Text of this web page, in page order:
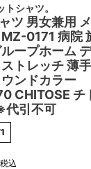
シャツ。
ツ 男女兼用
0171 病院
ープホーム
トレッチ 薄
ンドカラー
CHITOSE チ
代引不可
税込